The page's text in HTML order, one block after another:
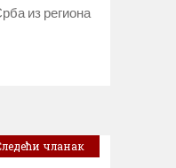
из региона
чланак